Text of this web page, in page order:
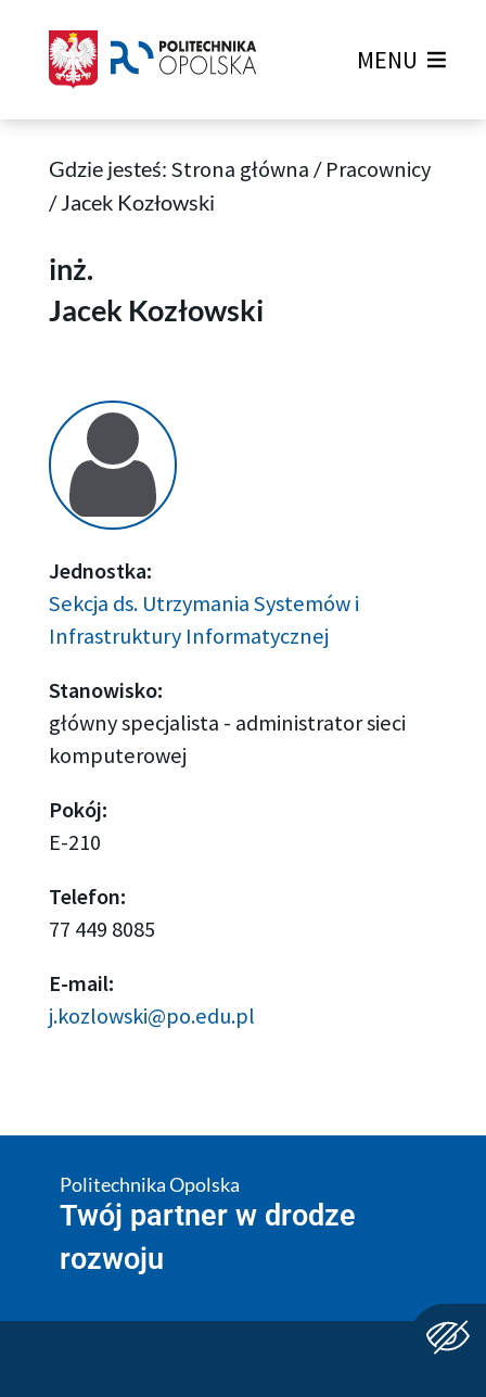
MENU
Gdzie jesteś: Strona główna / Pracownicy
/Jacek Kozłowski
inż.
Jacek Kozłowski
Jednostka:
Sekcja ds. Utrzymania Systemów i
Infrastruktury Informatycznej
Stanowisko:
główny specjalista - administrator sieci
komputerowej
Pokój:
E-210
Telefon:
77 449 8085
E-mail:
j.kozlowski@po.edu.pl
Politechnika Opolska
Twój partner w drodze
rozwoju